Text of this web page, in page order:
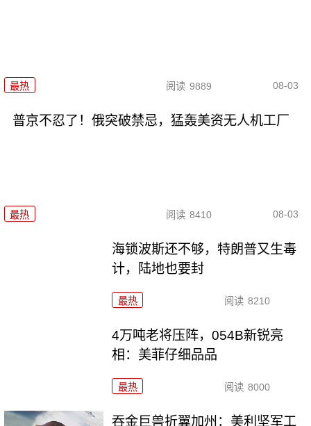
最热 阅读 9889 08-03
普京不忍了！俄突破禁忌，猛轰美资无人机工厂
最热 阅读 8410 08-03
海锁波斯还不够，特朗普又生毒
计，陆地也要封
最热 阅读 8210
4万吨老将压阵，054B新锐亮
相：美菲仔细品品
最热 阅读 8000
吞金巨兽折翼加州：美利坚军工